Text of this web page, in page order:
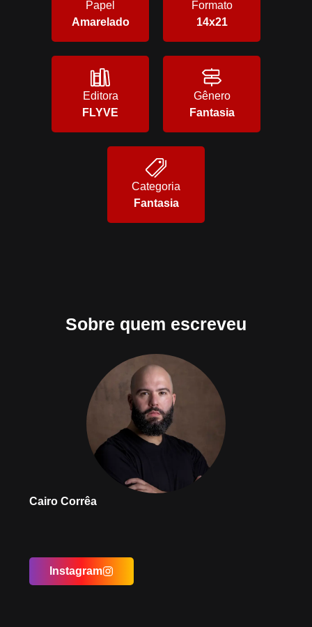
Papel
Amarelado
Formato
14x21
Editora
FLYVE
Gênero
Fantasia
Categoria
Fantasia
Sobre quem escreveu
Cairo Corrêa
Instagram